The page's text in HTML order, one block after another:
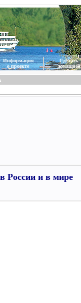
Информация
о проекте
Сделать
домашней
России и в мире